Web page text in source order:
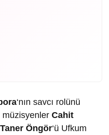
‘nın savcı rolünü
müzisyenler Cahit
Taner Öngör‘ü Ufkum